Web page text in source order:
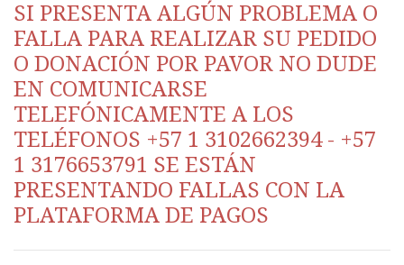
SI PRESENTA ALGÚN PROBLEMA O
FALLA PARA REALIZAR SU PEDIDO
O DONACIÓN POR PAVOR NO DUDE
EN COMUNICARSE
TELEFÓNICAMENTE A LOS
TELÉFONOS +57 1 3102662394 - +57
1 3176653791 SE ESTÁN
PRESENTANDO FALLAS CON LA
PLATAFORMA DE PAGOS